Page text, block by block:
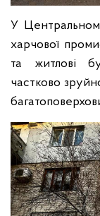
У
харчової
та житлові
частково